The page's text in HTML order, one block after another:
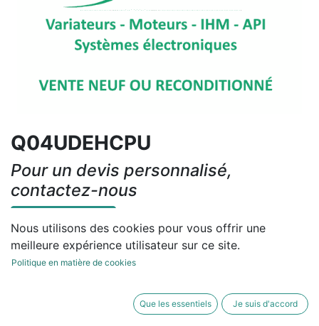
Q04UDEHCPU
Pour un devis personnalisé,
contactez-nous
Conditions générales
Nous utilisons des cookies pour vous offrir une
meilleure expérience utilisateur sur ce site.
Politique en matière de cookies
Que les essentiels Je suis d'accord